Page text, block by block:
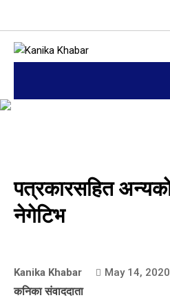
पत्रकारसहित अन्यको
नेगेटिभ
Kanika Khabar May 14, 2020
कनिका संवाददाता